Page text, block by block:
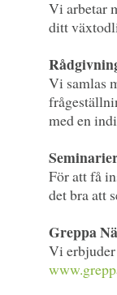
Vi arbetar
ditt
Vi samlas
med en
För att få
det bra att
Greppa
Vi